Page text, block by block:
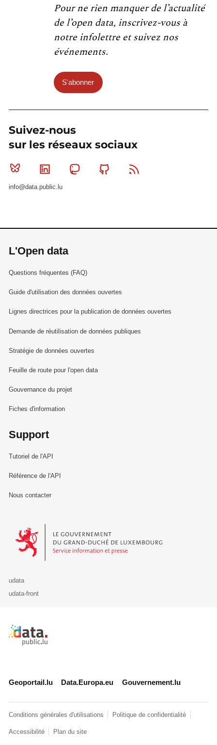
Pour ne rien manquer de l’actualité
de l’open data, inscrivez-vous à
notre infolettre et suivez nos
événements.
S'abonner
Suivez-nous
sur les réseaux sociaux
Bluesky Linkedin MastodonGithub
info@data.public.lu
L'Open data
Questions fréquentes (FAQ)
Guide d'utilisation des données ouvertes
Lignes directrices pour la publication de données ouvertes
Demande de réutilisation de données publiques
Stratégie de données ouvertes
Feuille de route pour l'open data
Gouvernance du projet
Fiches d'information
Support
Tutoriel de l'API
Référence de l'API
Nous contacter
Le Gouvernement du Grand-Duché de Luxembourg - Service
udata
udata-front
Retour à l'accueil de data.public.lu
Geoportail.lu Data.Europa.eu Gouvernement.lu
Conditions générales d'utilisations Politique de confidentialité
Accessibilité Plan du site